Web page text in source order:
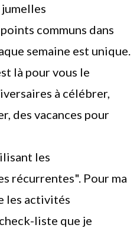
communs dans
semaine est unique.
là pour vous le
à célébrer,
des vacances pour
les
récurrentes". Pour ma
les activités
liste que je